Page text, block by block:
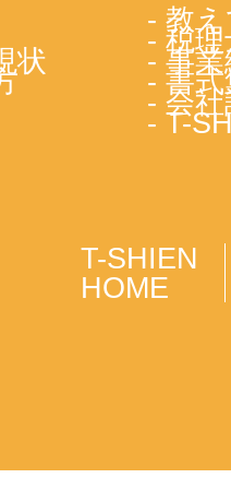
状
- 教
- 税
- 事業
- 書式
- 会社
- T-
T-SHIEN
HOME